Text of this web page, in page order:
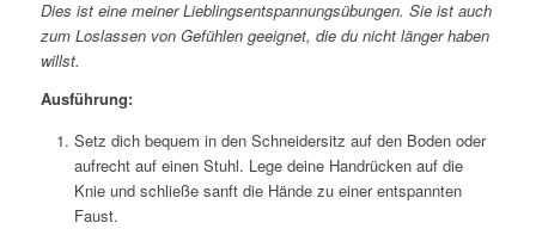
Dies ist eine meiner Lieblingsentspannungsübungen. Sie ist auch
zum Loslassen von Gefühlen geeignet, die du nicht länger haben
willst.
Ausführung:
Setz dich bequem in den Schneidersitz auf den Boden oder
aufrecht auf einen Stuhl. Lege deine Handrücken auf die
Knie und schließe sanft die Hände zu einer entspannten
Faust.